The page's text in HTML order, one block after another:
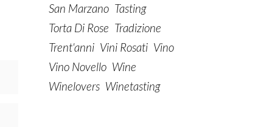
San Marzano Tasting
Torta Di Rose Tradizione
Trent'anni Vini Rosati Vino
Vino Novello Wine
Winelovers Winetasting